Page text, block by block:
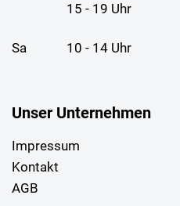
15 - 19 Uhr
Sa 10 - 14 Uhr
Unser Unternehmen
Impressum
Kontakt
AGB